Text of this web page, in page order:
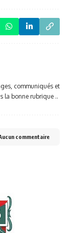
communiqués et
la bonne rubrique ..
commentaire